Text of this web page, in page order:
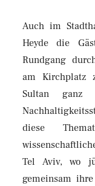
Auch im
Heyde die
Rundgang
am Kirchplatz
Sultan ganz
diese
Tel Aviv, wo
gemeinsam